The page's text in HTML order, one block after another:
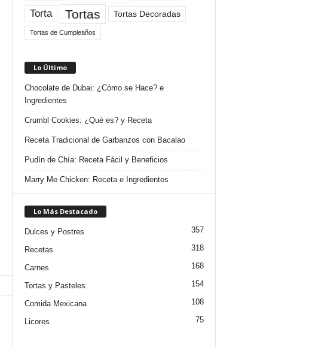
Torta Tortas Tortas Decoradas
Tortas de Cumpleaños
Lo Último
Chocolate de Dubai: ¿Cómo se Hace? e
Ingredientes
Crumbl Cookies: ¿Qué es? y Receta
Receta Tradicional de Garbanzos con Bacalao
Pudín de Chía: Receta Fácil y Beneficios
Marry Me Chicken: Receta e Ingredientes
Lo Más Destacado
Dulces y Postres 357
Recetas 318
Carnes 168
Tortas y Pasteles 154
Comida Mexicana 108
Licores 75